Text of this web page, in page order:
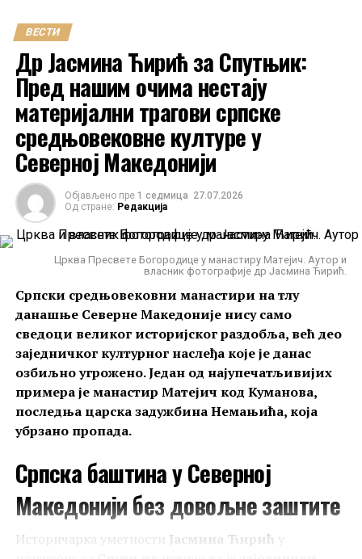
ВЕСТИ
Др Јасмина Ћирић за Спутњик:
Пред нашим очима нестају
материјални трагови српске
средњовековне културе у
Северној Македонији
Објављено пре 1 седмица 27.07.2026
Од стране: Редакција
Црква Пресвете Богородице у манастиру Матејич. Аутор и
власник фотографије др Јасмина Ћирић.
Српски средњовековни манастири на тлу
данашње Северне Македоније нису само
сведоци великог историјског раздобља, већ део
заједничког културног наслеђа које је данас
озбиљно угрожено. Један од најупечатљивијих
примера је манастир Матејич код Куманова,
последња царска задужбина Немањића, која
убрзано пропада.
Српска баштина у Северној
Македонији без довољне заштите
Историчарка уметности Јасмина Ћирић у